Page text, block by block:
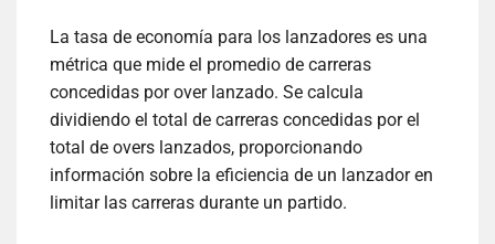
La tasa de economía para los lanzadores es una
métrica que mide el promedio de carreras
concedidas por over lanzado. Se calcula
dividiendo el total de carreras concedidas por el
total de overs lanzados, proporcionando
información sobre la eficiencia de un lanzador en
limitar las carreras durante un partido.